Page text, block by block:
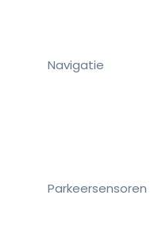
Navigatie
Parkeersensoren